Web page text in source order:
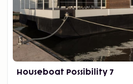
Houseboat Possibility 7